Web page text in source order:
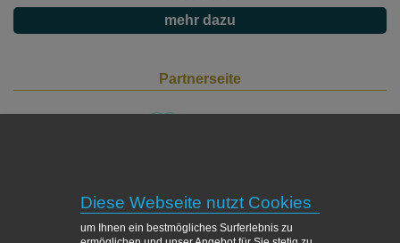
mehr dazu
Partnerseite
Facebook
Diese Webseite nutzt Cookies
um Ihnen ein bestmögliches Surferlebnis zu